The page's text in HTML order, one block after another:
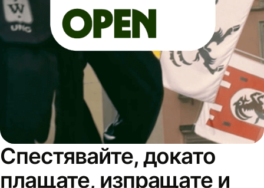
Спестявайте, докато
плащате, изпращате и